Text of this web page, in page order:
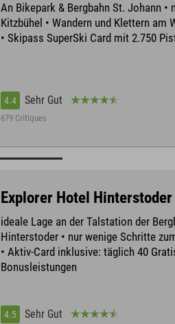
An Bikepark & Bergbahn St. Johann •
Kitzbühel • Wandern und Klettern am
• Skipass SuperSki Card mit 2.750
4.4 Sehr Gut
679 Critiques
Explorer Hotel Hinterstoder
ideale Lage an der Talstation der
Hinterstoder • nur wenige Schritte
• Aktiv-Card inklusive: täglich 40
Bonusleistungen
4.5 Sehr Gut